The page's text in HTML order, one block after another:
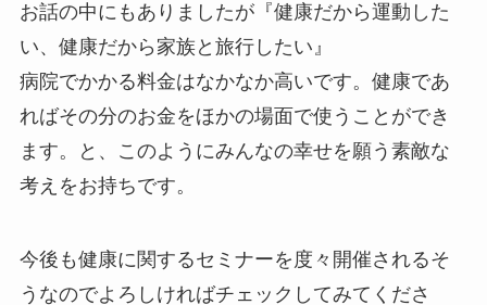
お話の中にもありましたが『健康だから運動した
い、健康だから家族と旅行したい』
病院でかかる料金はなかなか高いです。健康であ
ればその分のお金をほかの場面で使うことができ
ます。と、このようにみんなの幸せを願う素敵な
考えをお持ちです。
今後も健康に関するセミナーを度々開催されるそ
うなのでよろしければチェックしてみてくださ